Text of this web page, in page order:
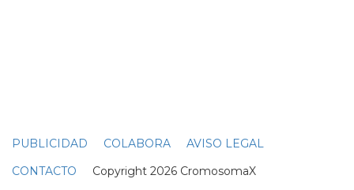
PUBLICIDAD COLABORA
AVISO LEGAL
CONTACTO Copyright 2026 CromosomaX